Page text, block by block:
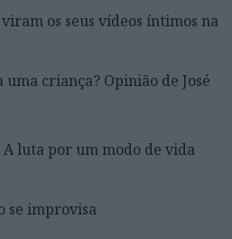
os seus vídeos íntimos na
uma criança? Opinião de José
A luta por um modo de vida
se improvisa